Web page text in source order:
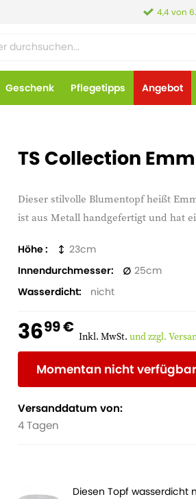
4,4 von
Geschenk Pflegetipps Angebot
TS Collection
Dieser stilvolle Blumentopf heißt
ist aus Metall handgefertigt und hat
Höhe 23
Innendurchmesser
25
Wasserdicht
nicht
3699 € Inkl. MwSt.und zzgl.
Momentan nicht verfügbar
Versanddatum von:
4 Tagen
Diesen Topf wasserdicht